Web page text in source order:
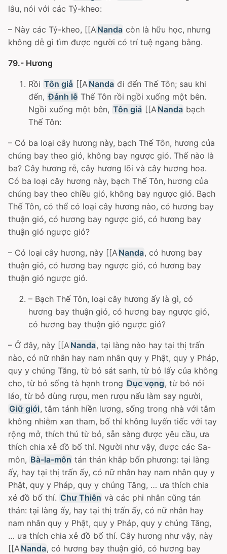
lâu, nói với các Tỷ-kheo:
– Này các Tỷ-kheo, [[A Nanda còn là hữu học, nhưng
không dễ gì tìm được người có trí tuệ ngang bằng.
79.- Hương
Rồi Tôn giả [[A Nanda đi đến Thế Tôn; sau khi
đến, Đảnh lễ Thế Tôn rồi ngồi xuống một bên.
Ngồi xuống một bên, Tôn giả [[A Nanda bạch
Thế Tôn:
– Có ba loại cây hương này, bạch Thế Tôn, hương của
chúng bay theo gió, không bay ngược gió. Thế nào là
ba? Cây hương rễ, cây hương lõi và cây hương hoa.
Có ba loại cây hương này, bạch Thế Tôn, hương của
chúng bay theo chiều gió, không bay ngược gió. Bạch
Thế Tôn, có thể có loại cây hương nào, có hương bay
thuận gió, có hương bay ngược gió, có hương bay
thuận gió ngược gió?
– Có loại cây hương, này [[A Nanda, có hương bay
thuận gió, có hương bay ngược gió, có hương bay
thuận gió ngược gió.
– Bạch Thế Tôn, loại cây hương ấy là gì, có
hương bay thuận gió, có hương bay ngược gió,
có hương bay thuận gió ngược gió?
– Ở đây, này [[A Nanda, tại làng nào hay tại thị trấn
nào, có nữ nhân hay nam nhân quy y Phật, quy y Pháp,
quy y chúng Tăng, từ bỏ sát sanh, từ bỏ lấy của không
cho, từ bỏ sống tà hạnh trong Dục vọng, từ bỏ nói
láo, từ bỏ dùng rượu, men rượu nấu làm say người,
Giữ giới, tâm tánh hiền lương, sống trong nhà với tâm
không nhiễm xan tham, bố thí không luyến tiếc với tay
rộng mở, thích thú từ bỏ, sẵn sàng được yêu cầu, ưa
thích chia xẻ đồ bố thí. Người như vậy, được các Sa-
môn, Bà-la-môn tán thán khắp bốn phương: tại làng
ấy, hay tại thị trấn ấy, có nữ nhân hay nam nhân quy y
Phật, quy y Pháp, quy y chúng Tăng, … ưa thích chia
xẻ đồ bố thí. Chư Thiên và các phi nhân cũng tán
thán: tại làng ấy, hay tại thị trấn ấy, có nữ nhân hay
nam nhân quy y Phật, quy y Pháp, quy y chúng Tăng,
… ưa thích chia xẻ đồ bố thí. Cây hương như vậy, này
[[A Nanda, có hương bay thuận gió, có hương bay